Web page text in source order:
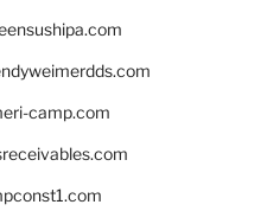
camp.com